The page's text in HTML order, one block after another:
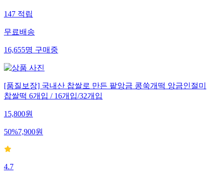
147 적립
무료배송
16,655명 구매중
[품질보장] 국내산 찹쌀로 만든 팥앙금 콩쑥개떡 앙금인절미
찹쌀떡 6개입 / 16개입/32개입
15,800원
50%7,900원
4.7